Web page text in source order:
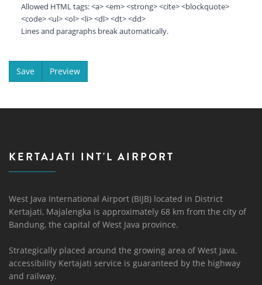
Allowed HTML tags: <a> <em> <strong> <cite> <blockquote>
<code> <ul> <ol> <li> <dl> <dt> <dd>
Lines and paragraphs break automatically.
KERTAJATI INT'L AIRPORT
West Java International Airport (BIJB) located in District
Kertajati, Majalengka is approximately 68 km from the city of
Bandung, the capital of West Java province.
Strategically placed around the growing area of ​​West Java,
accessibility Kertajati service is guaranteed by the highway
and railway.